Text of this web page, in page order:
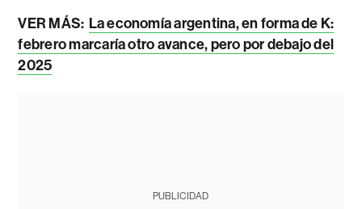
VER MÁS: La economía argentina, en forma de K:
febrero marcaría otro avance, pero por debajo del
2025
PUBLICIDAD